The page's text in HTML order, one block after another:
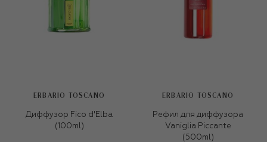
ERBARIO TOSCANO
Диффузор Fico d'Elba
(100ml)
ERBARIO TOSCANO
Рефил для диффузора
Vaniglia Piccante
(500ml)